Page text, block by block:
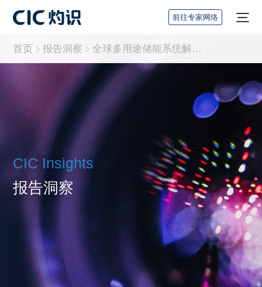
前往专家网络
CIC Insights
报告洞察
首页 报告洞察 全球多用途储能系统解决方案行业报告